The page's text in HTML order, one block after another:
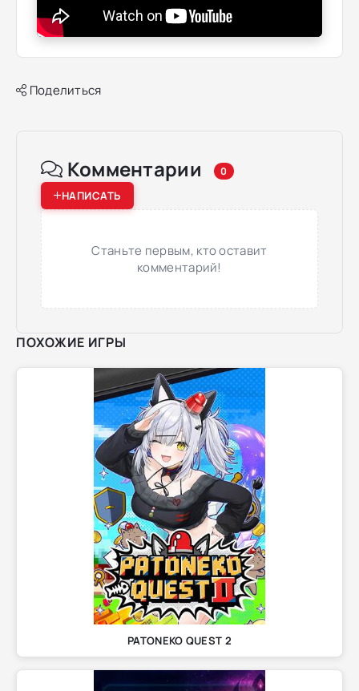
Поделиться
Комментарии 0
НАПИСАТЬ
Станьте первым, кто оставит
комментарий!
ПОХОЖИЕ ИГРЫ
PATONEKO QUEST 2